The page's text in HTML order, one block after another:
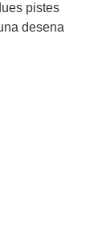
pistes
desena